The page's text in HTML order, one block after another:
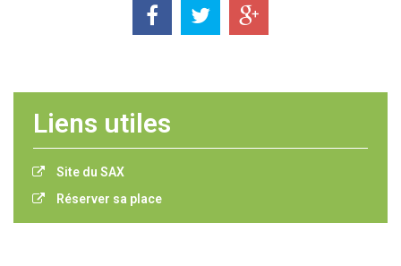
Liens utiles
Site du SAX
Réserver sa place